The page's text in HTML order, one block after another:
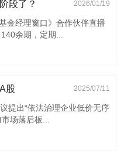
段了？ 2026/01/19
金经理窗口》合作伙伴直播
余期，定期...
股 2025/07/11
提出“依法治理企业低价无序
场落后板...